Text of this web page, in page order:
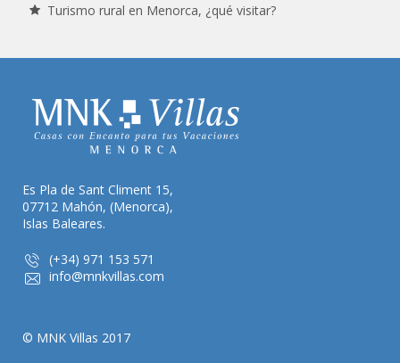
Turismo rural en Menorca, ¿qué visitar?
Es Pla de Sant Climent 15,
07712 Mahón, (Menorca),
Islas Baleares.
(+34) 971 153 571
info@mnkvillas.com
© MNK Villas 2017